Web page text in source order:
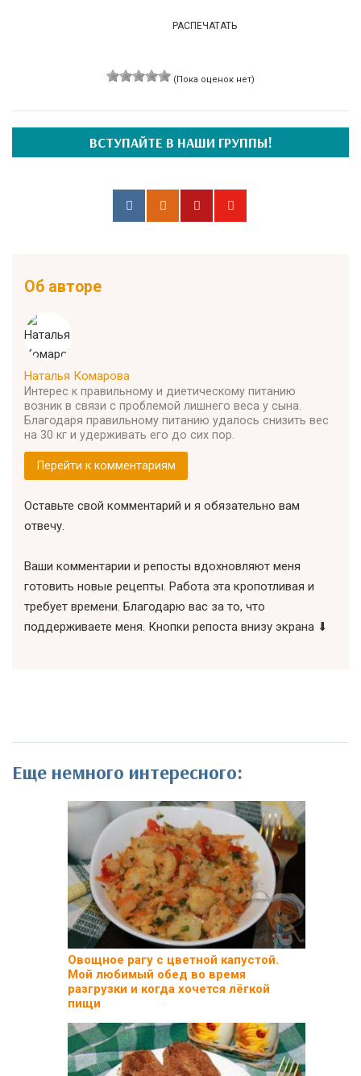
РАСПЕЧАТАТЬ
(Пока оценок нет)
ВСТУПАЙТЕ В НАШИ ГРУППЫ!
Об авторе
Наталья Комарова
Интерес к правильному и диетическому питанию
возник в связи с проблемой лишнего веса у сына.
Благодаря правильному питанию удалось снизить вес
на 30 кг и удерживать его до сих пор.
Перейти к комментариям
Оставьте свой комментарий и я обязательно вам
отвечу.
Ваши комментарии и репосты вдохновляют меня
готовить новые рецепты. Работа эта кропотливая и
требует времени. Благодарю вас за то, что
поддерживаете меня. Кнопки репоста внизу экрана ⬇
Еще немного интересного:
Овощное рагу с цветной капустой.
Мой любимый обед во время
разгрузки и когда хочется лёгкой
пищи